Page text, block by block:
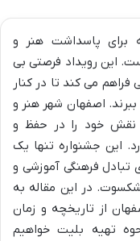
برای پاسداشت هنر و
این رویداد فرصتی بی
فراهم می کند تا در کنار
ببرند. اصفهان شهر هنر و
نقش خود را در حفظ و
این جشنواره تنها یک
فرهنگی آموزشی و
در این مقاله به
از تاریخچه و زمان
تهیه بلیت خواهیم